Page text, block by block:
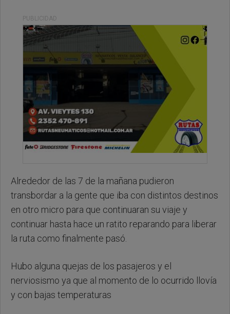
PUBLICIDAD
Alrededor de las 7 de la mañana pudieron
transbordar a la gente que iba con distintos destinos
en otro micro para que continuaran su viaje y
continuar hasta hace un ratito reparando para liberar
la ruta como finalmente pasó.
Hubo alguna quejas de los pasajeros y el
nerviosismo ya que al momento de lo ocurrido llovía
y con bajas temperaturas